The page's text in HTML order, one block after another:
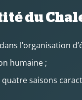
du
l’organisation
humaine ;
saisons